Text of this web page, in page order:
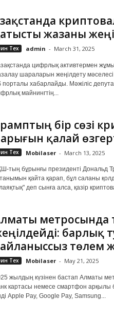
жазаны
Тех admin - March 31, 2025
цифрлық активтермен
шараларын жеңілдету мәселесі
порталы хабарлайды. Мәжіліс
майнингтің...
бір сөзі
қалай
Тех Mobilaser - March 13, 2025
тың бұрынғы президенті Дональд
қайта қарап, бұл саланы
деп сынға алса, қазір
метросында
барлық
төлем
Тех Mobilaser - May 21, 2025
жылдың күзінен бастап Алматы
картасы немесе смартфон арқылы
Apple Pay, Google Pay, Samsung...